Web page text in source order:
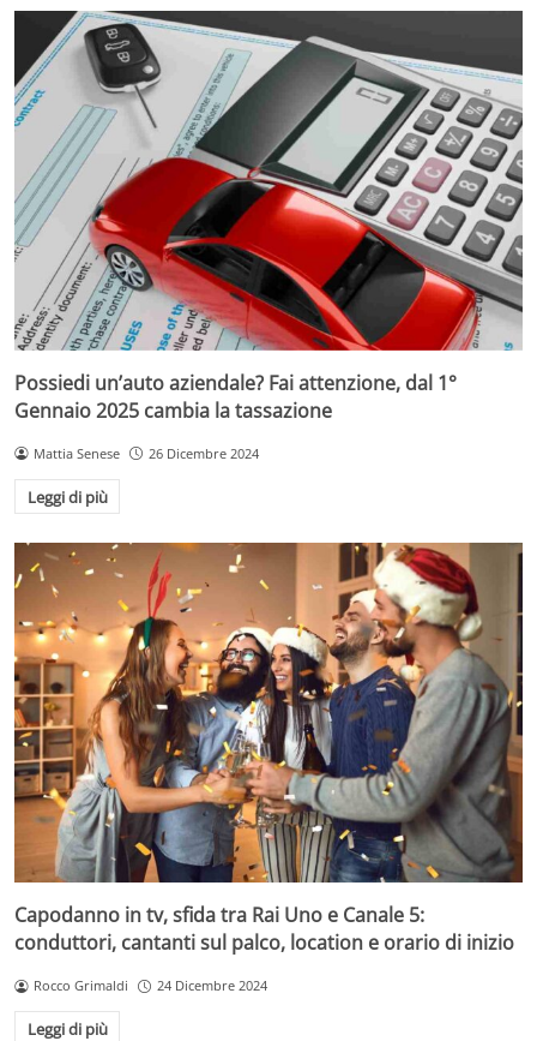
Possiedi un’auto aziendale? Fai attenzione, dal 1°
Gennaio 2025 cambia la tassazione
Mattia Senese 26 Dicembre 2024
Leggi di più
Capodanno in tv, sfida tra Rai Uno e Canale 5:
conduttori, cantanti sul palco, location e orario di inizio
Rocco Grimaldi 24 Dicembre 2024
Leggi di più